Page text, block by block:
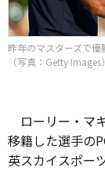
昨年のマスターズで優
（写真：Getty Images）
ローリー・マ
移籍した選手の
英スカイスポー